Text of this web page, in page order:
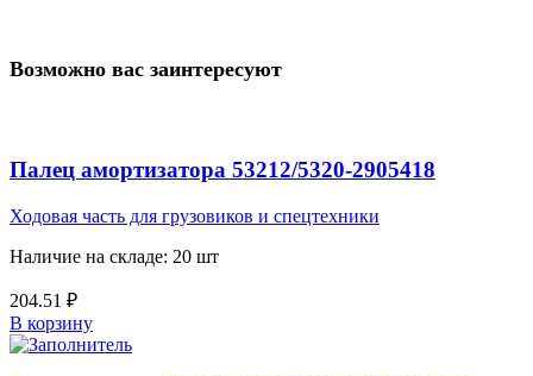
Возможно вас заинтересуют
Палец амортизатора 53212/5320-2905418
Ходовая часть для грузовиков и спецтехники
Наличие на складе: 20 шт
204.51 ₽
В корзину